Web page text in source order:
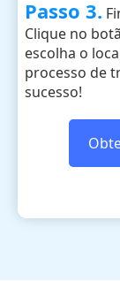
Passo 3.
Clique no
escolha o
processo de
sucesso!